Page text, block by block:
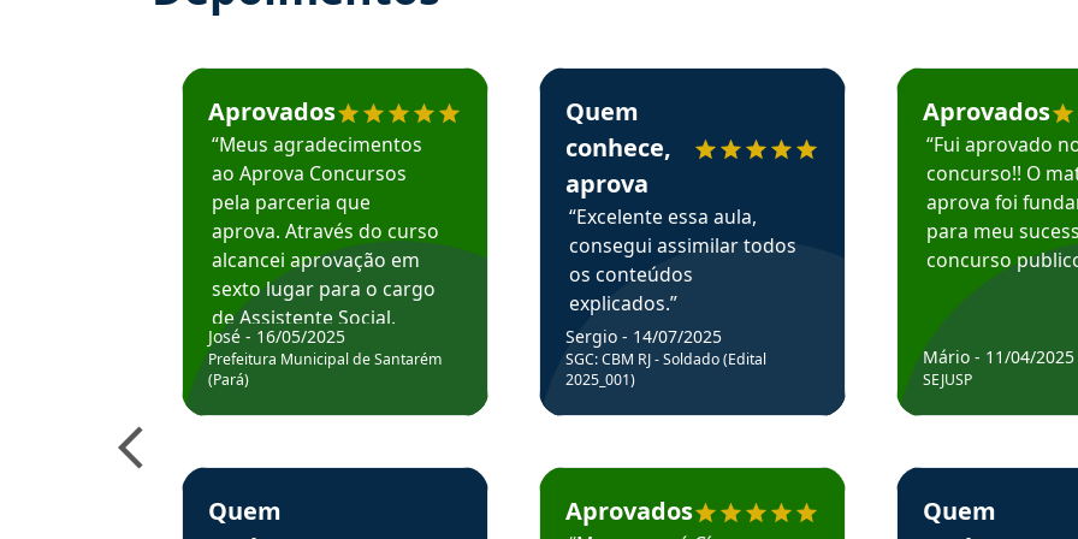
Estudante José recomenda o Aprova Concursos em depoimento
Aprovados
“Meus agradecimentos
ao Aprova Concursos
pela parceria que
aprova. Através do curso
alcancei aprovação em
sexto lugar para o cargo
de Assistente Social.
Hoje estou atuando na
Prefeitura de Santarém.
José - 16/05/2025
Prefeitura Municipal de Santarém
(Pará)
Estudante Elais recomenda o Aprova Concursos em depoimento
Quem
Estudante Sergio recomenda o Aprova Concursos em depoimento
Quem
conhece,
aprova
“Excelente essa aula,
consegui assimilar todos
os conteúdos
explicados.”
Sergio - 14/07/2025
SGC: CBM RJ - Soldado (Edital
2025_001)
Estudante Cicero recomenda o Aprova Concursos em depoimento
Aprovados
Estudante Mário
Aprovados
“Fui aprovado
concurso!! O
aprova foi
para meu
concurso
Mário - 11/04/2025
SEJUSP
Estudante Henrique
Quem